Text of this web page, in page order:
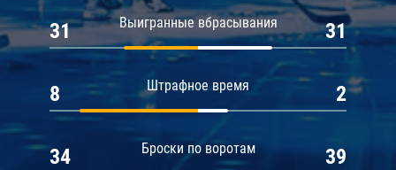
Выигранные вбрасывания
31 31
Штрафное время
8 2
Броски по воротам
34 39